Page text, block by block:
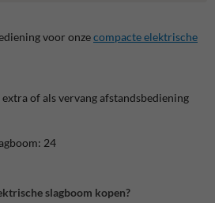
voor onzecompacte elektrische
of als vervang afstandsbediening
24
slagboom kopen?